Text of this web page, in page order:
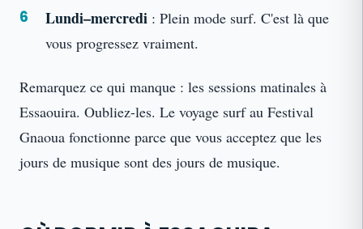
Lundi–mercredi : Plein mode surf. C'est là que
vous progressez vraiment.
Remarquez ce qui manque : les sessions matinales à
Essaouira. Oubliez-les. Le voyage surf au Festival
Gnaoua fonctionne parce que vous acceptez que les
jours de musique sont des jours de musique.